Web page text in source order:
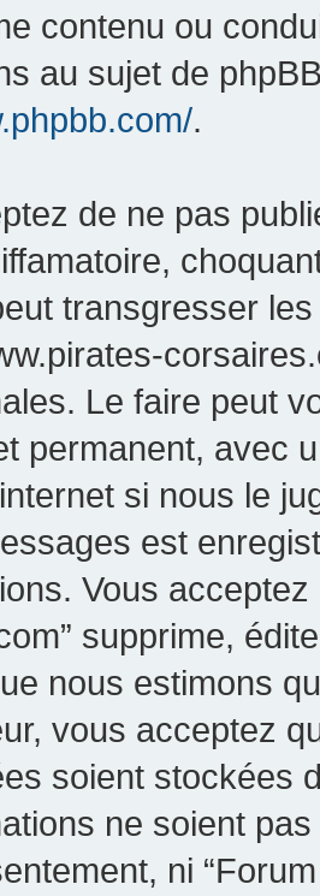
contenu ou
au sujet de
.
de ne pas
transgresser
Le faire peut
permanent, avec
si nous le
est
Vous
supprime,
nous estimons
vous acceptez
soient stockées
ne soient
ni